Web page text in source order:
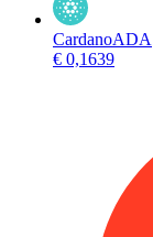
CardanoADA
€ 0,1639